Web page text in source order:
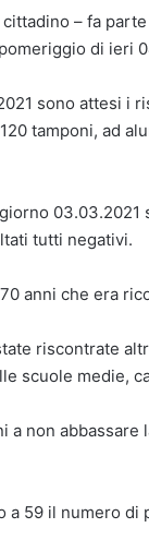
– fa
di ieri
sono attesi i
tamponi, ad
tutti negativi.
anni che era
riscontrate
scuole medie,
a non
a 59 il numero di